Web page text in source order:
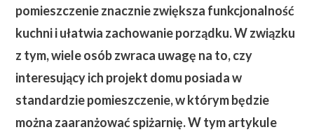
pomieszczenie znacznie zwiększa funkcjonalność
kuchni i ułatwia zachowanie porządku. W związku
z tym, wiele osób zwraca uwagę na to, czy
interesujący ich projekt domu posiada w
standardzie pomieszczenie, w którym będzie
można zaaranżować spiżarnię. W tym artykule